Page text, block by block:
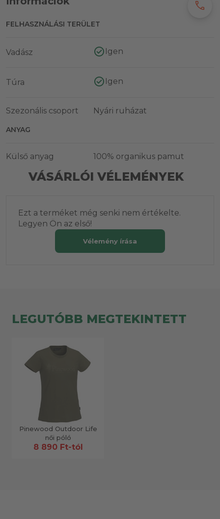
FELHASZNÁLÁSI TERÜLET
Vadász Igen
Túra Igen
Szezonális csoport Nyári ruházat
ANYAG
Külső anyag 100% organikus pamut
VÁSÁRLÓI VÉLEMÉNYEK
Ezt a terméket még senki nem értékelte.
Legyen Ön az első!
Vélemény írása
LEGUTÓBB MEGTEKINTETT
Pinewood Outdoor Life
női póló
8 890 Ft-tól
call